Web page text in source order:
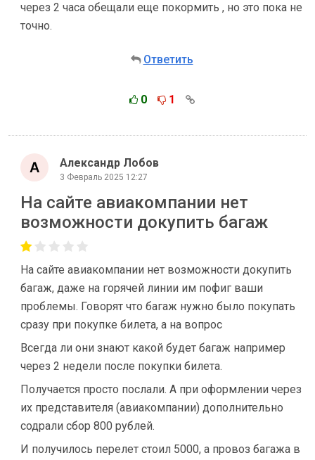
через 2 часа обещали еще покормить , но это пока не
точно.
Ответить
0 1
Александр Лобов
3 Февраль 2025 12:27
На сайте авиакомпании нет
возможности докупить багаж
На сайте авиакомпании нет возможности докупить
багаж, даже на горячей линии им пофиг ваши
проблемы. Говорят что багаж нужно было покупать
сразу при покупке билета, а на вопрос
Всегда ли они знают какой будет багаж например
через 2 недели после покупки билета.
Получается просто послали. А при оформлении через
их представителя (авиакомпании) дополнительно
содрали сбор 800 рублей.
И получилось перелет стоил 5000, а провоз багажа в